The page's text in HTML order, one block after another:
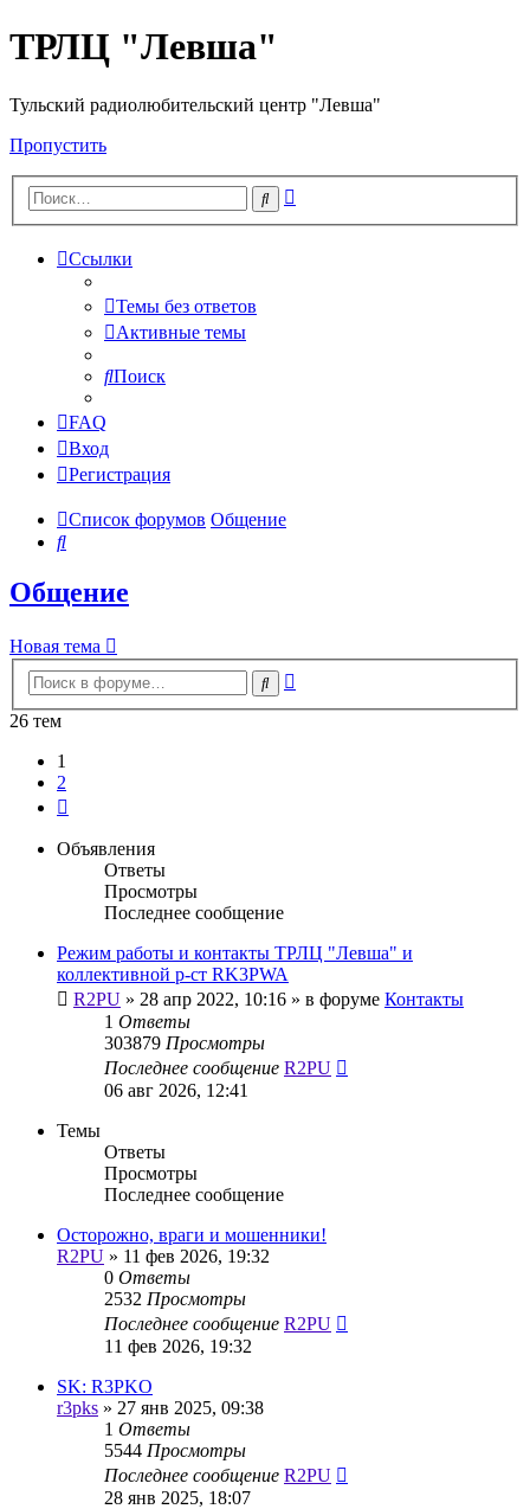
ТРЛЦ "Левша"
Тульский радиолюбительский центр "Левша"
Пропустить
Поиск
Ссылки
Темы без ответов
Активные темы
Поиск
FAQ
Вход
Регистрация
Список форумов Общение
Поиск
Общение
Новая тема
Поиск
26 тем
1
2
Объявления
Ответы
Просмотры
Последнее сообщение
Режим работы и контакты ТРЛЦ "Левша" и
коллективной р-ст RK3PWA
R2PU » 28 апр 2022, 10:16 » в форуме Контакты
1 Ответы
303879 Просмотры
Последнее сообщение R2PU
06 авг 2026, 12:41
Темы
Ответы
Просмотры
Последнее сообщение
Осторожно, враги и мошенники!
R2PU » 11 фев 2026, 19:32
0 Ответы
2532 Просмотры
Последнее сообщение R2PU
11 фев 2026, 19:32
SK: R3PKO
r3pks » 27 янв 2025, 09:38
1 Ответы
5544 Просмотры
Последнее сообщение R2PU
28 янв 2025, 18:07